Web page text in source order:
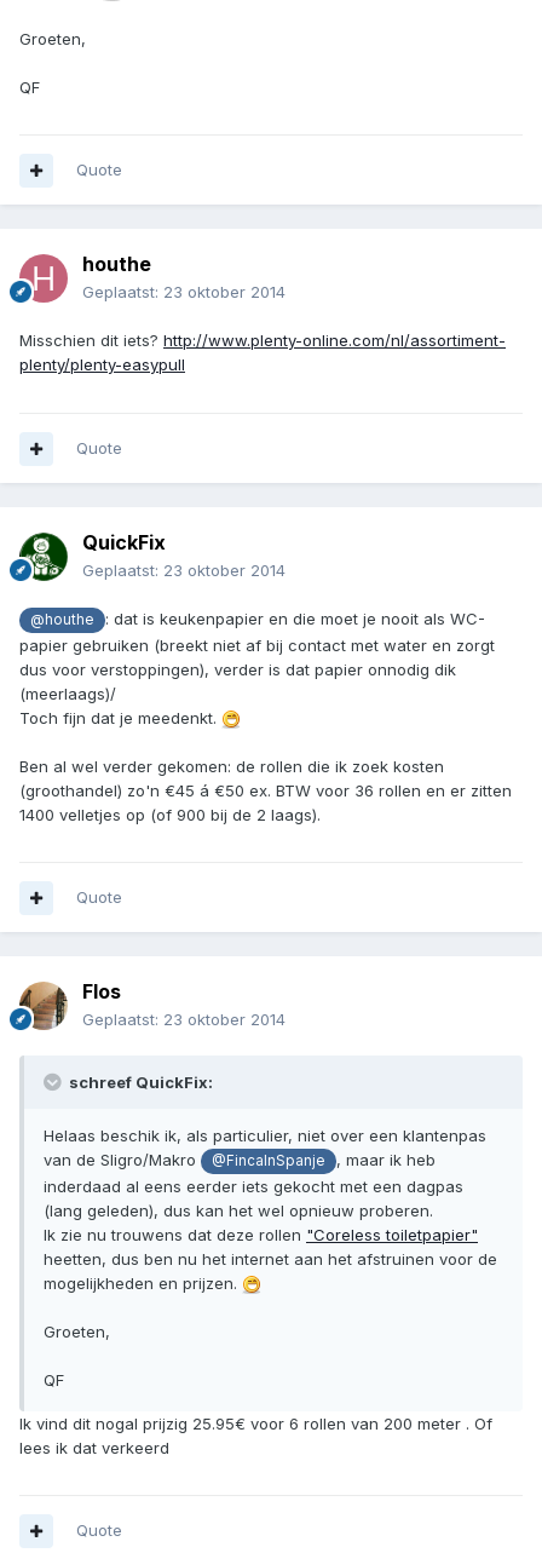
Groeten,
QF
Quote
houthe
Geplaatst: 23 oktober 2014
Misschien dit iets? http://www.plenty-online.com/nl/assortiment-
plenty/plenty-easypull
Quote
QuickFix
Geplaatst: 23 oktober 2014
@houthe
: dat is keukenpapier en die moet je nooit als WC-
papier gebruiken (breekt niet af bij contact met water en zorgt
dus voor verstoppingen), verder is dat papier onnodig dik
(meerlaags)/
Toch fijn dat je meedenkt.
Ben al wel verder gekomen: de rollen die ik zoek kosten
(groothandel) zo'n €45 á €50 ex. BTW voor 36 rollen en er zitten
1400 velletjes op (of 900 bij de 2 laags).
Quote
Flos
Geplaatst: 23 oktober 2014
schreef QuickFix:
Helaas beschik ik, als particulier, niet over een klantenpas
van de Sligro/Makro
@FincaInSpanje
, maar ik heb
inderdaad al eens eerder iets gekocht met een dagpas
(lang geleden), dus kan het wel opnieuw proberen.
Ik zie nu trouwens dat deze rollen "Coreless toiletpapier"
heetten, dus ben nu het internet aan het afstruinen voor de
mogelijkheden en prijzen.
Groeten,
QF
Ik vind dit nogal prijzig 25.95€ voor 6 rollen van 200 meter . Of
lees ik dat verkeerd
Quote